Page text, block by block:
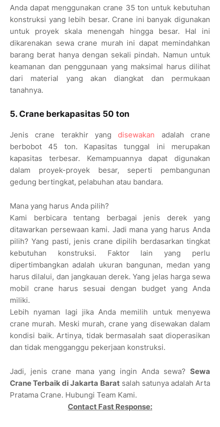
Anda dapat menggunakan crane 35 ton untuk kebutuhan
konstruksi yang lebih besar. Crane ini banyak digunakan
untuk proyek skala menengah hingga besar. Hal ini
dikarenakan sewa crane murah ini dapat memindahkan
barang berat hanya dengan sekali pindah. Namun untuk
keamanan dan penggunaan yang maksimal harus dilihat
dari material yang akan diangkat dan permukaan
tanahnya.
5. Crane berkapasitas 50 ton
Jenis crane terakhir yangdisewakan adalah crane
berbobot 45 ton. Kapasitas tunggal ini merupakan
kapasitas terbesar. Kemampuannya dapat digunakan
dalam proyek-proyek besar, seperti pembangunan
gedung bertingkat, pelabuhan atau bandara.
Mana yang harus Anda pilih?
Kami berbicara tentang berbagai jenis derek yang
ditawarkan persewaan kami. Jadi mana yang harus Anda
pilih? Yang pasti, jenis crane dipilih berdasarkan tingkat
kebutuhan konstruksi. Faktor lain yang perlu
dipertimbangkan adalah ukuran bangunan, medan yang
harus dilalui, dan jangkauan derek. Yang jelas harga sewa
mobil crane harus sesuai dengan budget yang Anda
miliki.
Lebih nyaman lagi jika Anda memilih untuk menyewa
crane murah. Meski murah, crane yang disewakan dalam
kondisi baik. Artinya, tidak bermasalah saat dioperasikan
dan tidak mengganggu pekerjaan konstruksi.
Jadi, jenis crane mana yang ingin Anda sewa? Sewa
Crane Terbaik di Jakarta Baratsalah satunya adalah Arta
Pratama Crane. Hubungi Team Kami.
Contact Fast Response: